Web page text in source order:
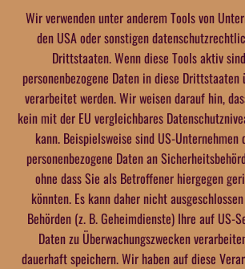
Wir verwenden unter anderem Tools von
den USA oder sonstigen
Drittstaaten. Wenn diese Tools aktiv
personenbezogene Daten in diese
verarbeitet werden. Wir weisen darauf hin,
kein mit der EU vergleichbares
kann. Beispielsweise sind US-
personenbezogene Daten an
ohne dass Sie als Betroffener hiergegen
könnten. Es kann daher nicht
Behörden (z. B. Geheimdienste) Ihre auf US-
Daten zu Überwachungszwecken
dauerhaft speichern. Wir haben auf diese